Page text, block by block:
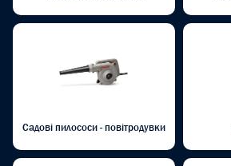
Садові пилососи - повітродувки